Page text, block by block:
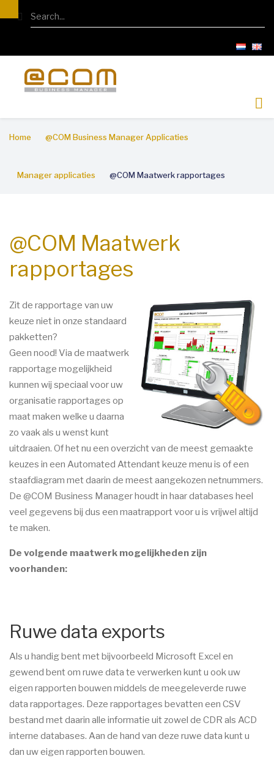
de
inhoud
Search
Home @COM Business Manager Applicaties
Manager applicaties @COM Maatwerk rapportages
@COM Maatwerk
rapportages
Zit de rapportage van uw
keuze niet in onze standaard
pakketten?
Geen nood! Via de maatwerk
rapportage mogelijkheid
kunnen wij speciaal voor uw
organisatie rapportages op
maat maken welke u daarna
zo vaak als u wenst kunt
uitdraaien. Of het nu een overzicht van de meest gemaakte
keuzes in een Automated Attendant keuze menu is of een
staafdiagram met daarin de meest aangekozen netnummers.
De @COM Business Manager houdt in haar databases heel
veel gegevens bij dus een maatrapport voor u is vrijwel altijd
te maken.
De volgende maatwerk mogelijkheden zijn
voorhanden:
Ruwe data exports
Als u handig bent met bijvoorbeeld Microsoft Excel en
gewend bent om ruwe data te verwerken kunt u ook uw
eigen rapporten bouwen middels de meegeleverde ruwe
data rapportages. Deze rapportages bevatten een CSV
bestand met daarin alle informatie uit zowel de CDR als ACD
interne databases. Aan de hand van deze ruwe data kunt u
dan uw eigen rapporten bouwen.